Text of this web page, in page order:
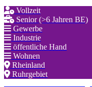
Vollzeit
Senior (>6 Jahren BE)
Gewerbe
Industrie
öffentliche Hand
Wohnen
Rheinland
Ruhrgebiet